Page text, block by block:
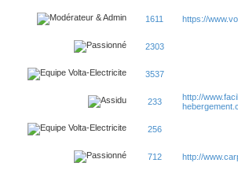
1611 https://
2303
3537
233
http://
256
712 http://